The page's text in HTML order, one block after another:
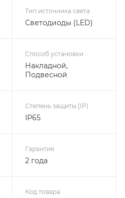
Тип источника света
Светодиоды (LED)
Способ установки
Накладной,
Подвесной
Степень защиты (IP)
IP65
Гарантия
2 года
Код товара